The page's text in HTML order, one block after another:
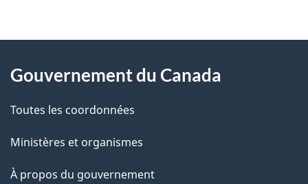
D
t
a
l
s
propos
ce
site
Gouvernement du Canada
Toutes les coordonnées
Ministères et organismes
À propos du gouvernement